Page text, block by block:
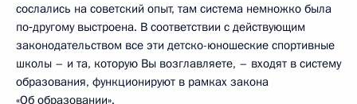
сослались на советский опыт, там система немножко была
по‑другому выстроена. В соответствии с действующим
законодательством все эти детско-юношеские спортивные
школы – и та, которую Вы возглавляете, – входят в систему
образования, функционируют в рамках закона
«Об образовании».